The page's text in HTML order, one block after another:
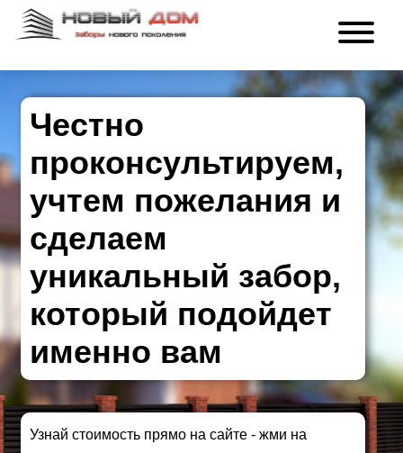
Честно
проконсультируем,
учтем пожелания и
сделаем
уникальный забор,
который подойдет
именно вам
Узнай стоимость прямо на сайте - жми на